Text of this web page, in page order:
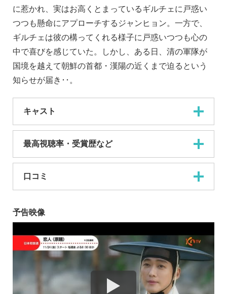
に惹かれ、実はお高くとまっているギルチェに戸惑い
つつも懸命にアプローチするジャンヒョン。一方で、
ギルチェは彼の構ってくれる様子に戸惑いつつも心の
中で喜びを感じていた。しかし、ある日、清の軍隊が
国境を越えて朝鮮の首都・漢陽の近くまで迫るという
知らせが届き･･。
キャスト
最高視聴率・受賞歴など
口コミ
予告映像